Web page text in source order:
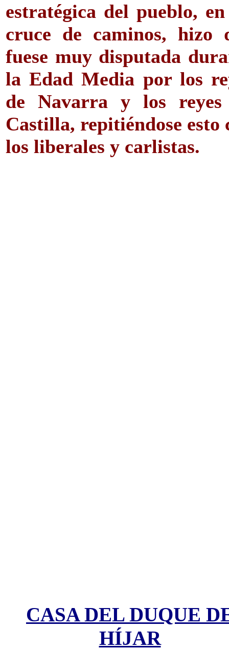
estratégica del pueblo,
cruce de caminos, hizo
fuese muy disputada
la Edad Media por los
de Navarra y los reyes
Castilla, repitiéndose esto
los liberales y carlistas.
CASA DEL DUQUE
HÍJAR